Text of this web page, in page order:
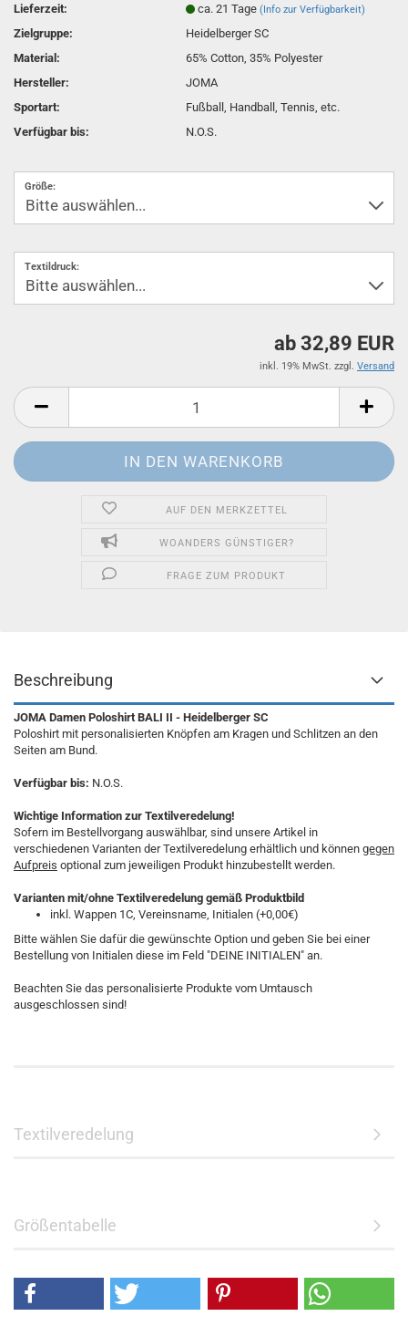
Lieferzeit:
ca. 21 Tage(Info zur Verfügbarkeit)
Zielgruppe:
Heidelberger SC
Material:
65% Cotton, 35% Polyester
Hersteller:
JOMA
Sportart:
Fußball, Handball, Tennis, etc.
Verfügbar bis:
N.O.S.
Größe:
Textildruck:
ab 32,89 EUR
inkl. 19% MwSt. zzgl. Versand
AUF DEN MERKZETTEL
WOANDERS GÜNSTIGER?
FRAGE ZUM PRODUKT
Beschreibung
JOMA Damen Poloshirt BALI II - Heidelberger SC
Poloshirt mit personalisierten Knöpfen am Kragen und Schlitzen an den
Seiten am Bund.
Verfügbar bis: N.O.S.
Wichtige Information zur Textilveredelung!
Sofern im Bestellvorgang auswählbar, sind unsere Artikel in
verschiedenen Varianten der Textilveredelung erhältlich und können gegen
Aufpreis optional zum jeweiligen Produkt hinzubestellt werden.
Varianten mit/ohne Textilveredelung gemäß Produktbild
inkl. Wappen 1C, Vereinsname, Initialen (+0,00€)
Bitte wählen Sie dafür die gewünschte Option und geben Sie bei einer
Bestellung von Initialen diese im Feld "DEINE INITIALEN" an.
Beachten Sie das personalisierte Produkte vom Umtausch
ausgeschlossen sind!
Textilveredelung
Größentabelle